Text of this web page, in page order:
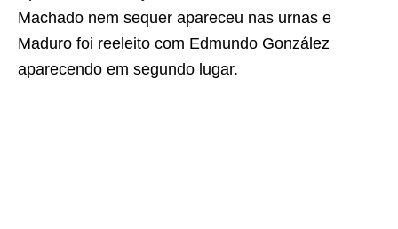
Machado nem sequer apareceu nas urnas e
Maduro foi reeleito com Edmundo González
aparecendo em segundo lugar.